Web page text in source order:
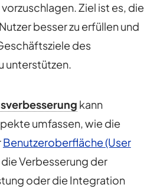
Ziel ist es, die
besser zu erfüllen und
des
unterstützen.
kann
umfassen, wie die
Benutzeroberfläche (User
die Verbesserung der
oder die Integration